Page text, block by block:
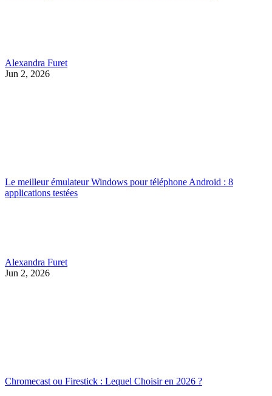
Alexandra Furet
Jun 2, 2026
Le meilleur émulateur Windows pour téléphone Android : 8
applications testées
Alexandra Furet
Jun 2, 2026
Chromecast ou Firestick : Lequel Choisir en 2026 ?